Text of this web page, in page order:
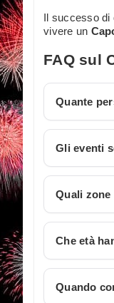
Il successo di
vivere un
FAQ sul
Quante
Gli eventi
Quali
Che età
Quando